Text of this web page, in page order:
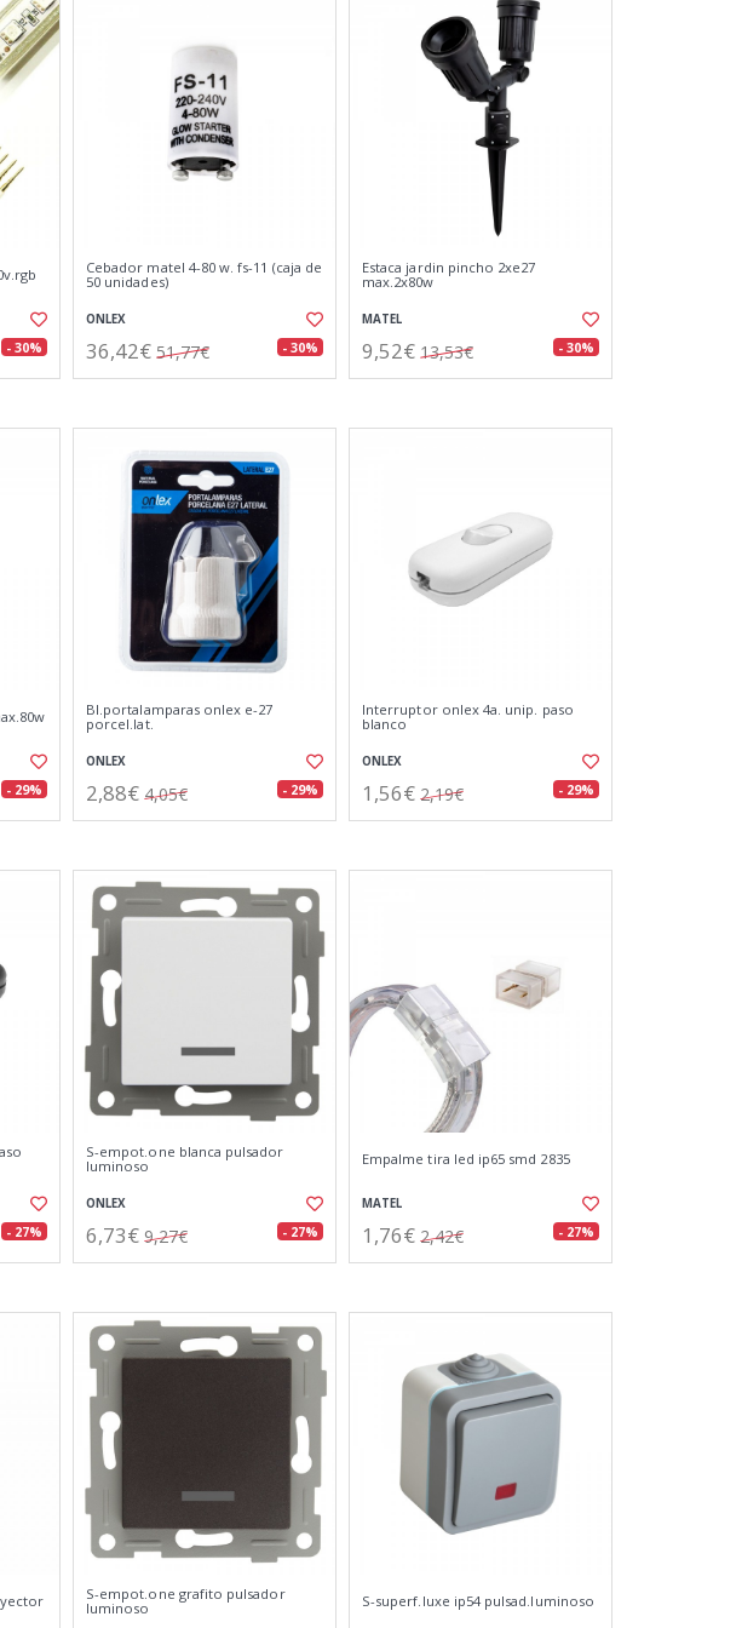
- 30%
Cebador matel 4-80 w. fs-11 (caja de
50 unidades)
ONLEX
36,42€ 51,77€ - 30%
Estaca jardin pincho 2xe27
max.2x80w
MATEL
9,52€ 13,53€ - 30%
- 29%
Bl.portalamparas onlex e-27
porcel.lat.
ONLEX
2,88€ 4,05€ - 29%
Interruptor onlex 4a. unip. paso
blanco
ONLEX
1,56€ 2,19€ - 29%
- 27%
S-empot.one blanca pulsador
luminoso
ONLEX
6,73€ 9,27€ - 27%
Empalme tira led ip65 smd 2835
MATEL
1,76€ 2,42€ - 27%
S-empot.one grafito pulsador
luminoso
S-superf.luxe ip54 pulsad.luminoso